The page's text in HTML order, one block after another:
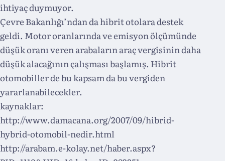
ihtiyaç duymuyor.
Çevre Bakanlığı’ndan da hibrit otolara destek
geldi. Motor oranlarında ve emisyon ölçümünde
düşük oranı veren arabaların araç vergisinin daha
düşük alacağının çalışması başlamış. Hibrit
otomobiller de bu kapsam da bu vergiden
yararlanabilecekler.
kaynaklar:
http://www.damacana.org/2007/09/hibrid-
hybrid-otomobil-nedir.html
http://arabam.e-kolay.net/haber.aspx?